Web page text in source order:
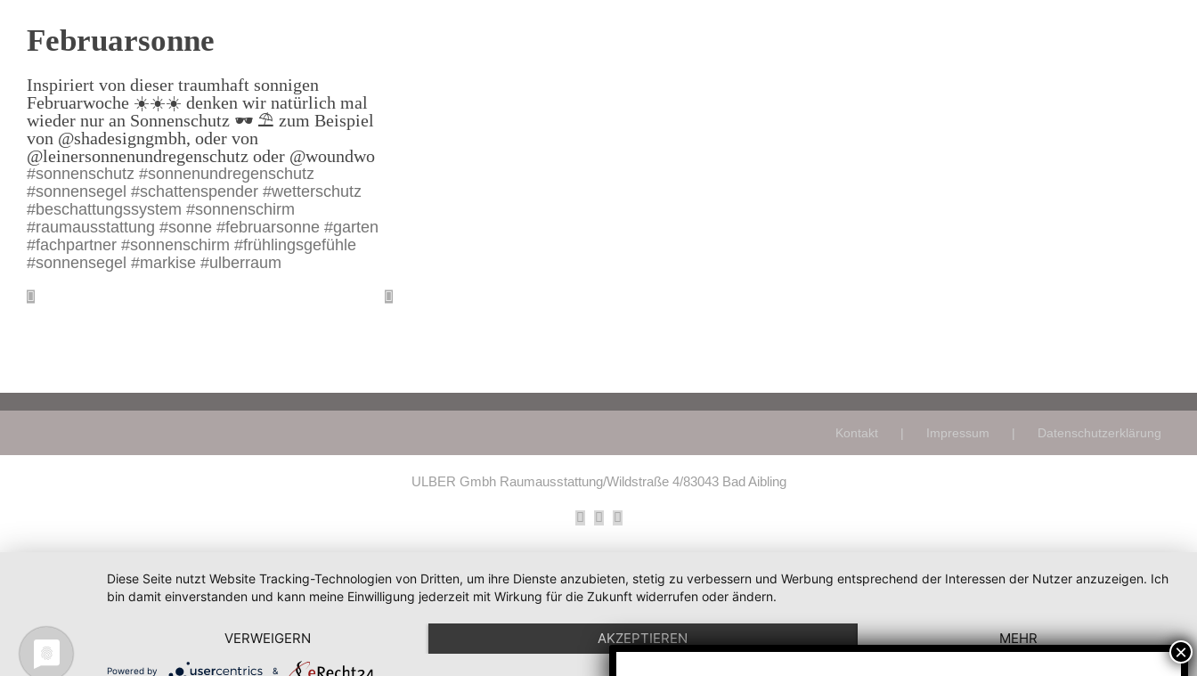
Februarsonne
Inspiriert von dieser traumhaft sonnigen
Februarwoche ☀️☀️☀️ denken wir natürlich mal
wieder nur an Sonnenschutz 🕶️ ⛱️ zum Beispiel
von @shadesigngmbh, oder von
@leinersonnenundregenschutz oder @woundwo
#sonnenschutz #sonnenundregenschutz
#sonnensegel #schattenspender #wetterschutz
#beschattungssystem #sonnenschirm
#raumausstattung #sonne #februarsonne #garten
#fachpartner #sonnenschirm #frühlingsgefühle
#sonnensegel #markise #ulberraum
Kontakt Impressum Datenschutzerklärung
ULBER Gmbh Raumausstattung/Wildstraße 4/83043 Bad Aibling
Facebook
Instagram
E-
Diese Seite nutzt Website Tracking-Technologien von Dritten, um ihre Dienste anzubieten, stetig zu verbessern und Werbung entsprechend der Interessen der Nutzer anzuzeigen. Ich
bin damit einverstanden und kann meine Einwilligung jederzeit mit Wirkung für die Zukunft widerrufen oder ändern.
VERWEIGERN AKZEPTIEREN MEHR
Powered by &